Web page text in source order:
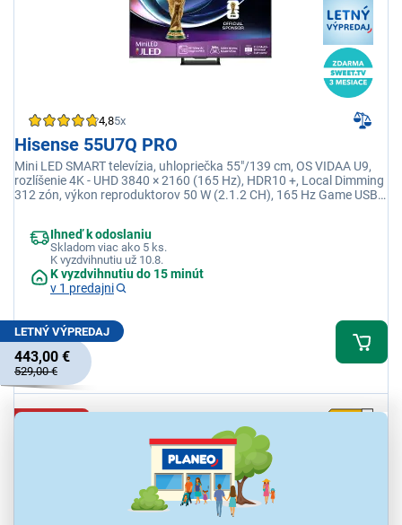
4,85x
Hisense 55U7Q PRO
Mini LED SMART televízia, uhlopriečka 55"/139 cm, OS VIDAA U9,
rozlíšenie 4K - UHD 3840 × 2160 (165 Hz), HDR10 +, Local Dimming
312 zón, výkon reproduktorov 50 W (2.1.2 CH), 165 Hz Game USB,
Ihneď k odoslaniu
Skladom viac ako 5 ks.
K vyzdvihnutiu už 10.8.
K vyzdvihnutiu do 15 minút
v 1 predajni
LETNÝ VÝPREDAJ
443,00 €
529,00 €